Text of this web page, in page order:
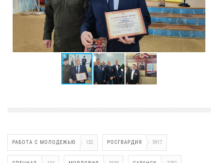
РАБОТА С МОЛОДЕЖЬЮ 132 РОСГВАРДИЯ 3917